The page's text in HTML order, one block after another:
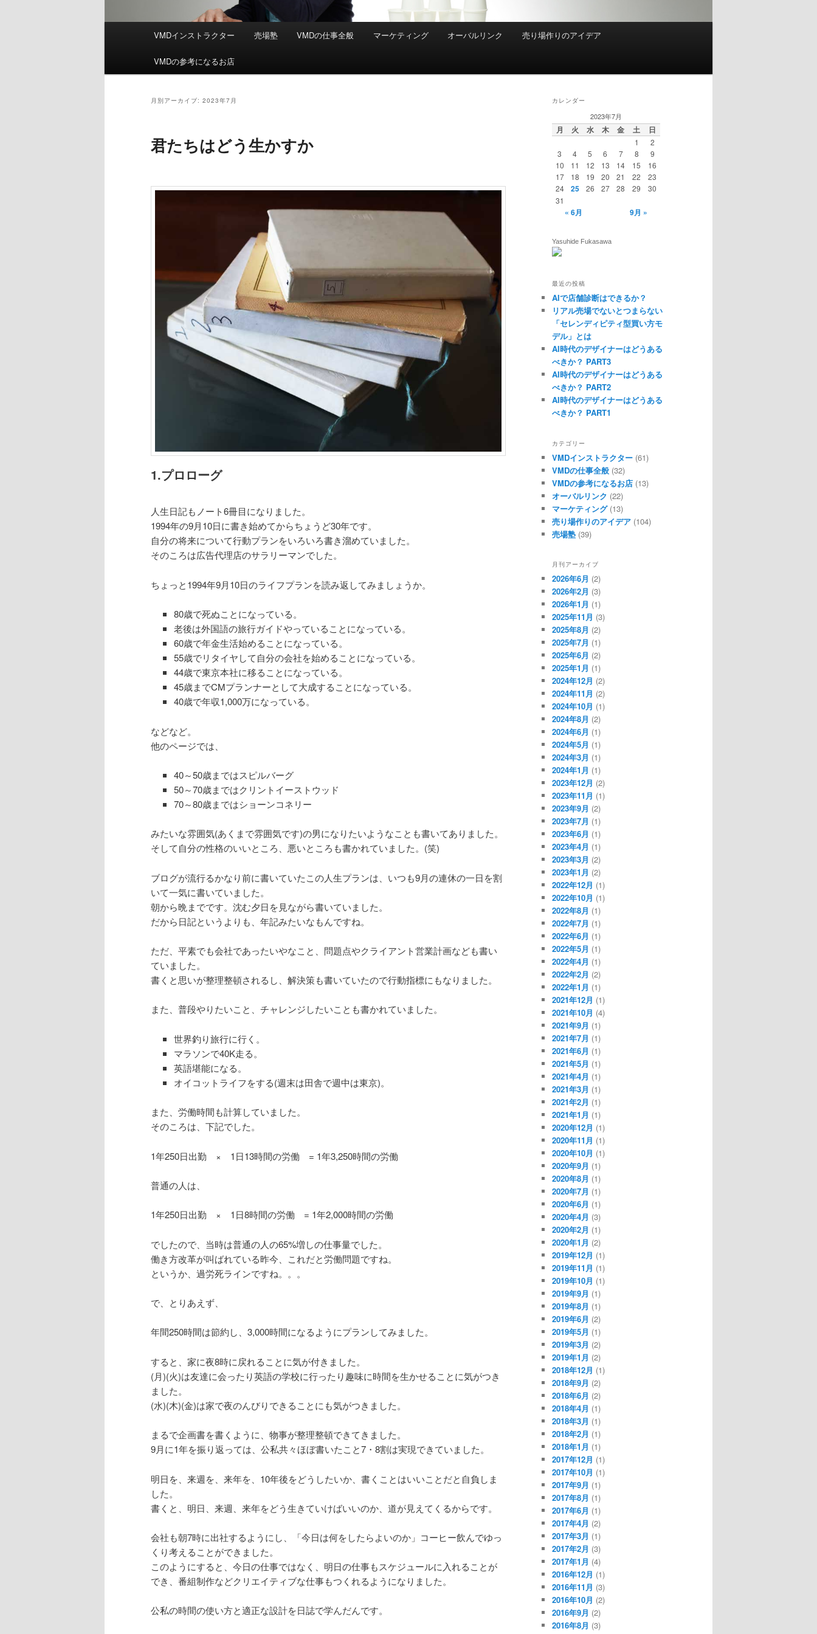
メ
VMDインストラクター 売場塾 VMDの仕事全般 マーケティング オーバルリンク 売り場作りのアイデア
VMDの参考になるお店
月別アーカイブ: 2023年7月
君たちはどう生かすか
1.プロローグ
人生日記もノート6冊目になりました。
1994年の9月10日に書き始めてからちょうど30年です。
自分の将来について行動プランをいろいろ書き溜めていました。
そのころは広告代理店のサラリーマンでした。
ちょっと1994年9月10日のライフプランを読み返してみましょうか。
80歳で死ぬことになっている。
老後は外国語の旅行ガイドやっていることになっている。
60歳で年金生活始めることになっている。
55歳でリタイヤして自分の会社を始めることになっている。
44歳で東京本社に移ることになっている。
45歳までCMプランナーとして大成することになっている。
40歳で年収1,000万になっている。
などなど。
他のページでは、
40～50歳まではスピルバーグ
50～70歳まではクリントイーストウッド
70～80歳まではショーンコネリー
みたいな雰囲気(あくまで雰囲気です)の男になりたいようなことも書いてありました。
そして自分の性格のいいところ、悪いところも書かれていました。(笑)
ブログが流行るかなり前に書いていたこの人生プランは、いつも9月の連休の一日を割
いて一気に書いていました。
朝から晩までです。沈む夕日を見ながら書いていました。
だから日記というよりも、年記みたいなもんですね。
ただ、平素でも会社であったいやなこと、問題点やクライアント営業計画なども書い
ていました。
書くと思いが整理整頓されるし、解決策も書いていたので行動指標にもなりました。
また、普段やりたいこと、チャレンジしたいことも書かれていました。
世界釣り旅行に行く。
マラソンで40K走る。
英語堪能になる。
オイコットライフをする(週末は田舎で週中は東京)。
また、労働時間も計算していました。
そのころは、下記でした。
1年250日出勤 × 1日13時間の労働 = 1年3,250時間の労働
普通の人は、
1年250日出勤 × 1日8時間の労働 = 1年2,000時間の労働
でしたので、当時は普通の人の65%増しの仕事量でした。
働き方改革が叫ばれている昨今、これだと労働問題ですね。
というか、過労死ラインですね。。。
で、とりあえず、
年間250時間は節約し、3,000時間になるようにプランしてみました。
すると、家に夜8時に戻れることに気が付きました。
(月)(火)は友達に会ったり英語の学校に行ったり趣味に時間を生かせることに気がつき
ました。
(水)(木)(金)は家で夜のんびりできることにも気がつきました。
まるで企画書を書くように、物事が整理整頓できてきました。
9月に1年を振り返っては、公私共々ほぼ書いたこと7・8割は実現できていました。
明日を、来週を、来年を、10年後をどうしたいか、書くことはいいことだと自負しま
した。
書くと、明日、来週、来年をどう生きていけばいいのか、道が見えてくるからです。
会社も朝7時に出社するようにし、「今日は何をしたらよいのか」コーヒー飲んでゆっ
くり考えることができました。
このようにすると、今日の仕事ではなく、明日の仕事もスケジュールに入れることが
でき、番組制作などクリエイティブな仕事もつくれるようになりました。
公私の時間の使い方と適正な設計を日誌で学んだんです。
カレンダー
2023年7月
月 火 水 木 金 土 日
1
2
3
4 5 6 7 8
9
10
11 12 13 14 15
16
17
18 19 20 21 22
23
24
25 26 27 28 29
30
31
« 6月 9月 »
Yasuhide Fukasawa
最近の投稿
AIで店舗診断はできるか？
リアル売場でないとつまらない
「セレンディピティ型買い方モ
デル」とは
AI時代のデザイナーはどうある
べきか？ PART3
AI時代のデザイナーはどうある
べきか？ PART2
AI時代のデザイナーはどうある
べきか？ PART1
カテゴリー
VMDインストラクター (61)
VMDの仕事全般 (32)
VMDの参考になるお店 (13)
オーバルリンク (22)
マーケティング(13)
売り場作りのアイデア (104)
売場塾 (39)
月刊アーカイブ
2026年6月 (2)
2026年2月 (3)
2026年1月 (1)
2025年11月 (3)
2025年8月 (2)
2025年7月 (1)
2025年6月 (2)
2025年1月 (1)
2024年12月 (2)
2024年11月 (2)
2024年10月 (1)
2024年8月 (2)
2024年6月 (1)
2024年5月 (1)
2024年3月 (1)
2024年1月 (1)
2023年12月 (2)
2023年11月 (1)
2023年9月 (2)
2023年7月 (1)
2023年6月 (1)
2023年4月 (1)
2023年3月 (2)
2023年1月 (2)
2022年12月 (1)
2022年10月 (1)
2022年8月 (1)
2022年7月 (1)
2022年6月 (1)
2022年5月 (1)
2022年4月 (1)
2022年2月 (2)
2022年1月 (1)
2021年12月 (1)
2021年10月 (4)
2021年9月 (1)
2021年7月 (1)
2021年6月 (1)
2021年5月 (1)
2021年4月 (1)
2021年3月 (1)
2021年2月 (1)
2021年1月 (1)
2020年12月 (1)
2020年11月 (1)
2020年10月 (1)
2020年9月 (1)
2020年8月 (1)
2020年7月 (1)
2020年6月 (1)
2020年4月 (3)
2020年2月 (1)
2020年1月 (2)
2019年12月 (1)
2019年11月 (1)
2019年10月 (1)
2019年9月 (1)
2019年8月 (1)
2019年6月 (2)
2019年5月 (1)
2019年3月 (2)
2019年1月 (2)
2018年12月 (1)
2018年9月 (2)
2018年6月 (2)
2018年4月 (1)
2018年3月 (1)
2018年2月 (1)
2018年1月 (1)
2017年12月 (1)
2017年10月 (1)
2017年9月 (1)
2017年8月 (1)
2017年6月 (1)
2017年4月 (2)
2017年3月 (1)
2017年2月 (3)
2017年1月 (4)
2016年12月 (1)
2016年11月 (3)
2016年10月 (2)
2016年9月 (2)
2016年8月 (3)